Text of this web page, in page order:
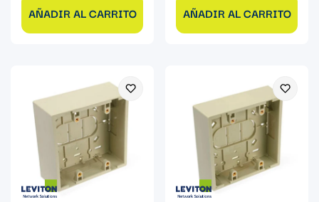
AÑADIR AL CARRITO AÑADIR AL CARRITO